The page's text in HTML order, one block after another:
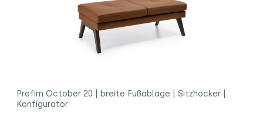
Profim October 20 | breite Fußablage | Sitzhocker |
Konfigurator